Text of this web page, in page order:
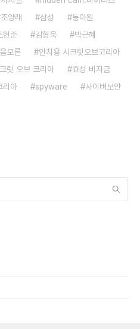
조양래 삼성
동아원
현준 김형욱
박근혜
음모론
안치용 시크릿오브코리아
릿 오브 코리아
효성 비자금
리아 spyware
사이버보안